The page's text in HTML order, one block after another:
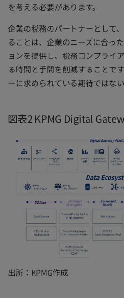
を考える必要があります。
企業の税務のパートナーとして
ることは、企業のニーズに合っ
ョンを提供し、税務コンプライ
る時間と手間を削減することで
ーに求められている期待ではない
図表2 KPMG Digital
出所：KPMG作成